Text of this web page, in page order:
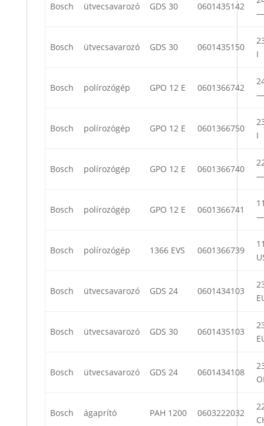
Bosch ütvecsavarozó GDS 30 0601435142
—
Bosch ütvecsavarozó GDS 30 0601435150
I
Bosch polírozógép GPO 12 E 0601366742
—
Bosch polírozógép GPO 12 E 0601366750
I
Bosch polírozógép GPO 12 E 0601366740
—
Bosch polírozógép GPO 12 E 0601366741
—
Bosch polírozógép 1366 EVS 0601366739
Bosch ütvecsavarozó GDS 24 0601434103
Bosch ütvecsavarozó GDS 30 0601435103
Bosch ütvecsavarozó GDS 24 0601434108
Bosch ágaprító PAH 1200 0603222032